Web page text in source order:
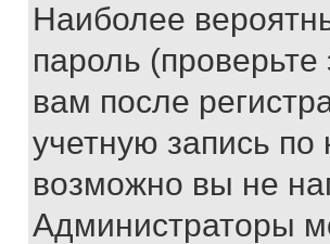
Наиболее
пароль
вам после
учетную запись
возможно вы не
Администраторы